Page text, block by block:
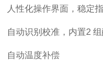
人性化操作界面，稳定
自动识别校准，内置2
自动温度补偿